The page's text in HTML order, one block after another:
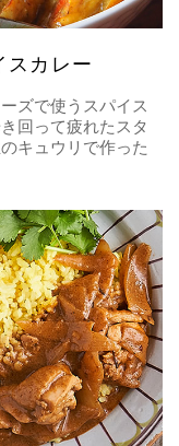
スカレー
ズで使うスパイス
回って疲れたスタ
キュウリで作った